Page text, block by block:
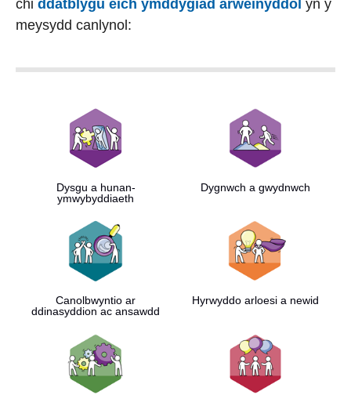
chi ddatblygu eich ymddygiad arweinyddol yn y
meysydd canlynol:
Dysgu a hunan-
ymwybyddiaeth
Dygnwch a gwydnwch
Canolbwyntio ar
ddinasyddion ac ansawdd
Hyrwyddo arloesi a newid